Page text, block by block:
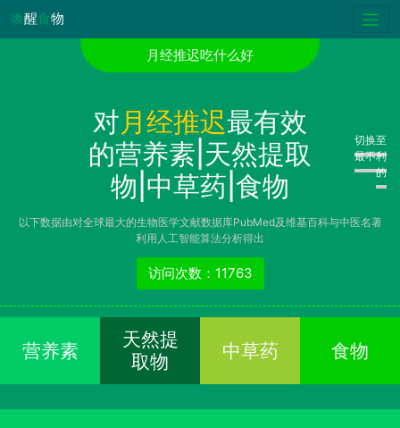
唤醒食物
月经推迟吃什么好
对月经推迟最有效
的营养素|天然提取
物|中草药|食物
切换至
最不利
的
以下数据由对全球最大的生物医学文献数据库PubMed及维基百科与中医名著
利用人工智能算法分析得出
访问次数：11763
营养素
天然提
取物
中草药 食物